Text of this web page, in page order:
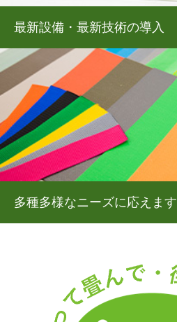
最新設備・最新技術の導入
多種多様なニーズに応えます